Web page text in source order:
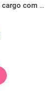
Saia midi bege cargo com bolsos